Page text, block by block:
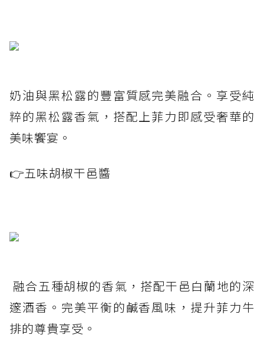
奶油與黑松露的豐富質感完美融合。享受純
粹的黑松露香氣，搭配上菲力即感受奢華的
美味饗宴。
👉五味胡椒干邑醬
融合五種胡椒的香氣，搭配干邑白蘭地的深
邃酒香。完美平衡的鹹香風味，提升菲力牛
排的尊貴享受。